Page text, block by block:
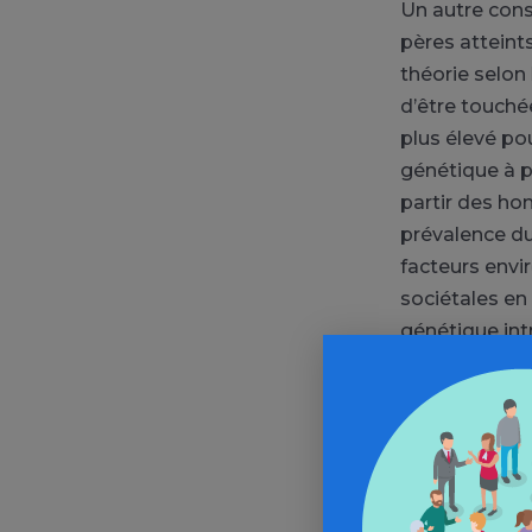
Un autre
pères
théorie selon
d’être
plus élevé
génétique à
partir des
prévalence
facteurs
sociétales
génétique
met
cohorte) ; la
dans celle
contre 3,77
absent
montré un